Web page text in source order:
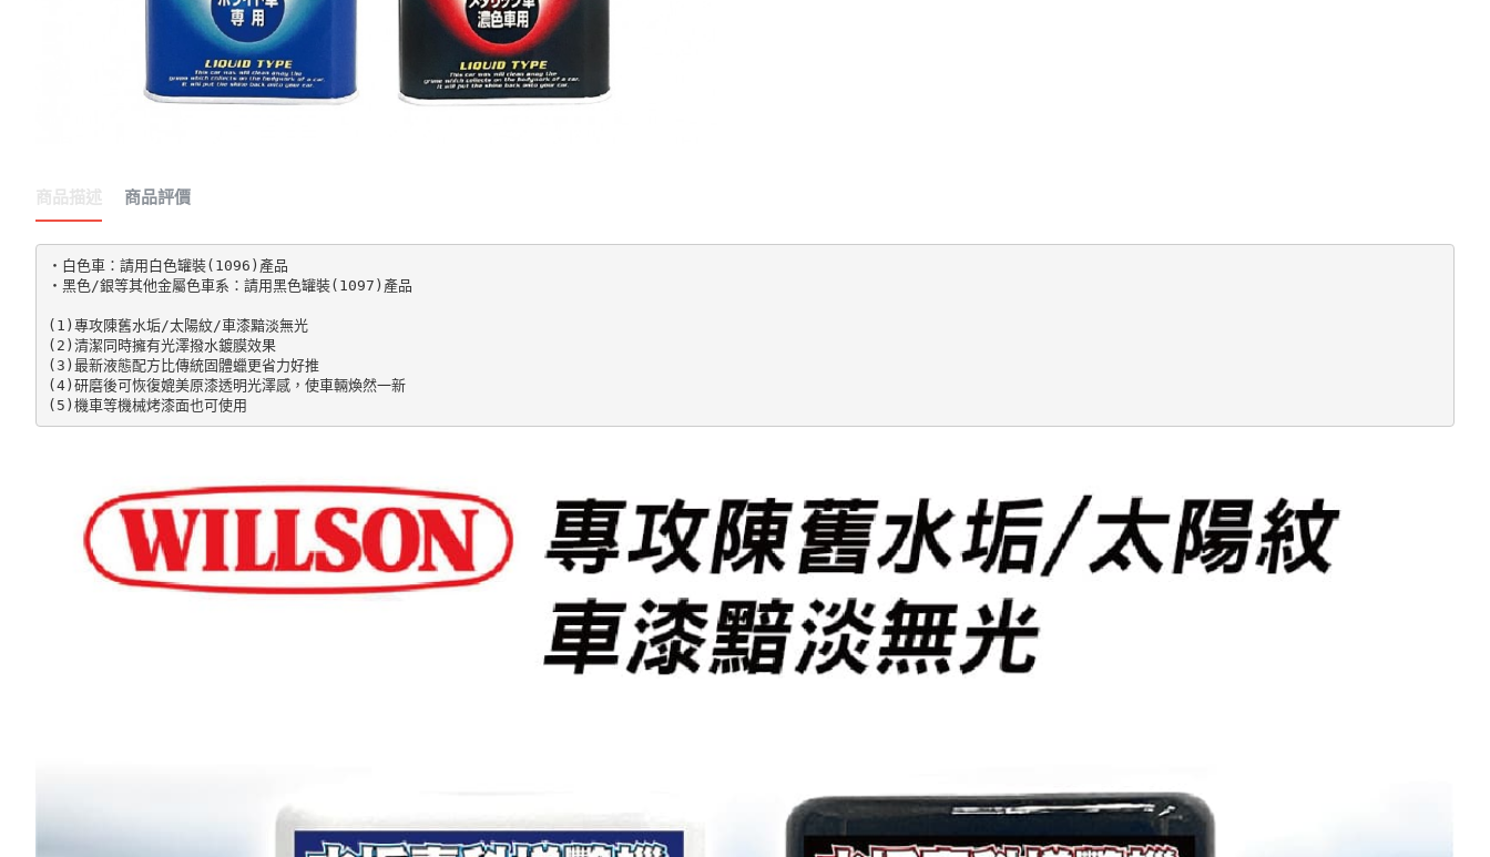
商品描述 商品評價
‧白色車：請用白色罐裝(1096)產品
‧黑色/銀等其他金屬色車系：請用黑色罐裝(1097)產品
(1)專攻陳舊水垢/太陽紋/車漆黯淡無光
(2)清潔同時擁有光澤撥水鍍膜效果
(3)最新液態配方比傳統固體蠟更省力好推
(4)研磨後可恢復媲美原漆透明光澤感，使車輛煥然一新
(5)機車等機械烤漆面也可使用